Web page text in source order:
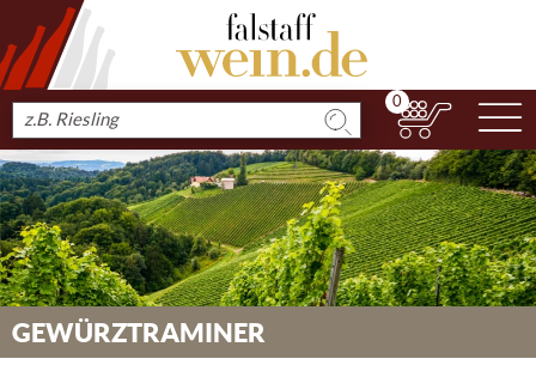
Produkt
suchen
0
GEWÜRZTRAMINER